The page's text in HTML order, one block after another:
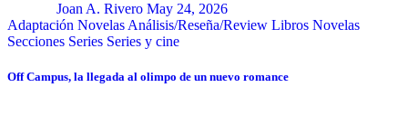
Joan A. Rivero May 24, 2026
Adaptación Novelas Análisis/Reseña/Review Libros Novelas
Secciones Series Series y cine
Off Campus, la llegada al olimpo de un nuevo romance